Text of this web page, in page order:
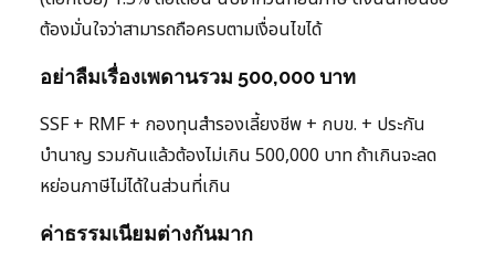
ต้องมั่นใจว่าสามารถถือครบตามเงื่อนไขได้
อย่าลืมเรื่องเพดานรวม 500,000 บาท
SSF + RMF + กองทุนสำรองเลี้ยงชีพ + กบข. + ประกัน
บำนาญ รวมกันแล้วต้องไม่เกิน 500,000 บาท ถ้าเกินจะลด
หย่อนภาษีไม่ได้ในส่วนที่เกิน
ค่าธรรมเนียมต่างกันมาก